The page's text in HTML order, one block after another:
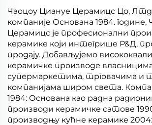
Чаоцоу Циануе Церамицс Цо,
компаније Основана 1984. године,
Церамицс је професионални
керамике који интегрише Р&Д,
продају. Добављујемо
керамичке производе
супермаркетима, трговачима и
компанијама широм света.
1984: Основана као радна
производи керамичке сатове
производњу кућне керамике